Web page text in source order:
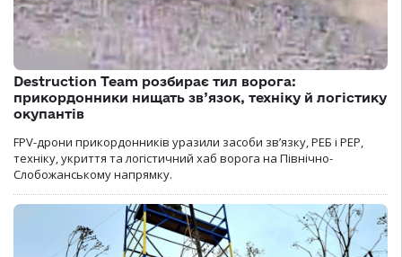
Destruction Team розбирає тил ворога:
прикордонники нищать зв’язок, техніку й логістику
окупантів
FPV-дрони прикордонників уразили засоби зв’язку, РЕБ і РЕР,
техніку, укриття та логістичний хаб ворога на Північно-
Слобожанському напрямку.